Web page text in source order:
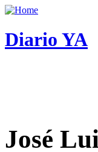
Diario YA
José